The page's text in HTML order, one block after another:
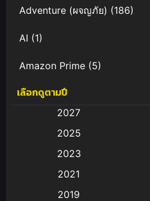
Adventure (ผจญภัย) (186)
AI (1)
Amazon Prime (5)
Anal (ประตูหลัง)
Animation การ์ตูน
Animation อนิเมะ
เลือกดูตามปี
2027
2025
2023
2021
2019